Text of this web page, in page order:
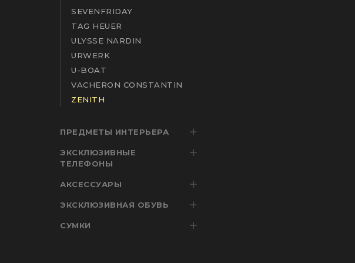
SEVENFRIDAY
TAG HEUER
ULYSSE NARDIN
URWERK
U-BOAT
VACHERON CONSTANTIN
ZENITH
ПРЕДМЕТЫ ИНТЕРЬЕРА
ЭКСКЛЮЗИВНЫЕ
ТЕЛЕФОНЫ
АКСЕССУАРЫ
ЭКСКЛЮЗИВНАЯ ОБУВЬ
СУМКИ